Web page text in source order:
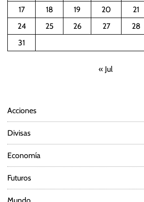
17
18 19 20 21
24
25 26 27 28
31
« Jul
Acciones
Divisas
Economía
Futuros